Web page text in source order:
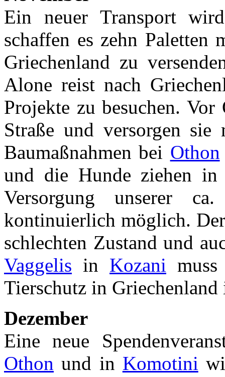
Ein neuer Transport
schaffen es zehn Paletten
Griechenland zu
Alone reist nach
Projekte zu besuchen.
Straße und versorgen
Baumaßnahmen bei Othon
und die Hunde ziehen
Versorgung unserer
kontinuierlich möglich.
schlechten Zustand und
Vaggelis in Kozani
Tierschutz in
Dezember
Eine neue
Othon und in Komotini